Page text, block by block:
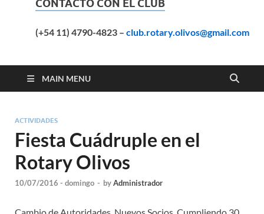
CONTACTO CON EL CLUB
(+54 11) 4790-4823 – club.rotary.olivos@gmail.com
MAIN MENU
ACTIVIDADES
Fiesta Cuádruple en el
Rotary Olivos
10/07/2016 - domingo - byAdministrador